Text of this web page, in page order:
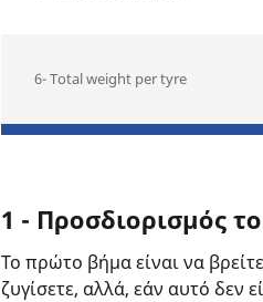
6- Total weight per tyre
1 - Προσδιορισμός
Το πρώτο βήμα είναι να
ζυγίσετε, αλλά, εάν αυτό δεν